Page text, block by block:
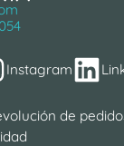
Instagram
de